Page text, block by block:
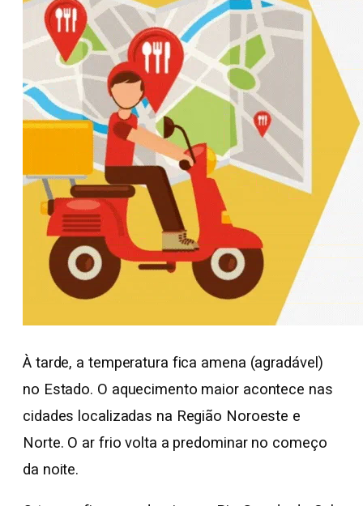
À tarde, a temperatura fica amena (agradável)
no Estado. O aquecimento maior acontece nas
cidades localizadas na Região Noroeste e
Norte. O ar frio volta a predominar no começo
da noite.